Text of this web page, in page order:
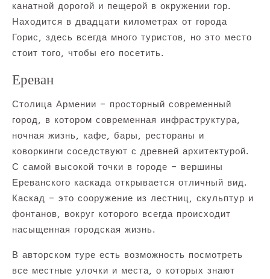
канатной дорогой и пещерой в окружении гор.
Находится в двадцати километрах от города
Горис, здесь всегда много туристов, но это место
стоит того, чтобы его посетить.
Ереван
Столица Армении – просторный современный
город, в котором современная инфраструктура,
ночная жизнь, кафе, бары, рестораны и
коворкинги соседствуют с древней архитектурой.
С самой высокой точки в городе – вершины
Ереванского каскада открывается отличный вид.
Каскад – это сооружение из лестниц, скульптур и
фонтанов, вокруг которого всегда происходит
насыщенная городская жизнь.
В авторском туре есть возможность посмотреть
все местные улочки и места, о которых знают